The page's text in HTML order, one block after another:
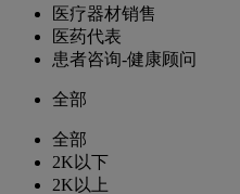
医疗器材销售
医药代表
患者咨询-健康顾问
全部
全部
2K以下
2K以上